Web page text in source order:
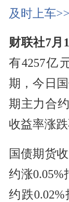
及时上车>>
财联社7月
有4257亿
期，今日
期主力合
收益率涨
国债期货
约涨0.05%
约跌